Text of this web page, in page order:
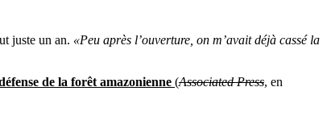
juste un an. «Peu après l’ouverture, on m’avait déjà cassé la
de la forêt amazonienne (Associated Press, en